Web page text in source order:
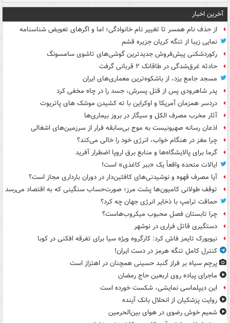
آخرین اخبار
از حذف نام همسر تا تغییر نام خانوادگی؛ اما و اگرهای تعویض شناسنامه
نمایی زیبا از تنگه کریان جزیره قشم
رکوردشکنی پیش‌فروش جدیدترین گوشی‌های تاشوی سامسونگ
حادثه غرق‌شدگی در طاقانک ۲ قربانی گرفت
مسجد جامع یزد، از باشکوه‌ترین معماری‌های ایران
پدر شاهرودی پس از قتل پسرش، جسد را در چاه مخفی کرد
دردسر همزمان آمریکا و اوکراین با ته کشیدن موشک های پاتریوت
آثار مخرب مصرف الکل و سیگار در بروز بیماری‌ها
اذعان رسانه صهیونیست به موج بی‌سابقه فرار از سرزمین‌های اشغالی
چرا مغز در هنگام خواب، انرژی خود را خالی می‌کند؟
گرما برای پالایشگاه‌ها و منابع برق اروپا اضطرار آفرید
ایالات متحده واقعاً یک «ببر کاغذی» است!
آیا مصرف قهوه و نوشیدنی‌های کافئین‌دار در دوران بارداری مجاز است؟
توقف طولانی کامیون‌ها پشت مرز؛ صورت‌حساب سنگینی که به اقتصاد می‌رسد
حماقت ترامپ با ذخایر انرژی جهان چه کرد؟
چرا تابستان فصل محبوب میکروب‌هاست؟
دستگیری قاتل فراری در نوشهر
نیویورک تایمز فاش کرد: کارگروه ویژه سیا برای تفرقه افکنی در کوبا
کنترل کامل تنگه هرمز در دست ایران!
پرچم سیاه بر فراز گنبد حسینی همچنان در اهتزاز است
ماجرای پیاده روی اربعین حاج رمضان
این دیپلماسی نمایشی، شکست خورده است
روایت پزشکیان از انحلال بانک آینده
شمیم خوش رضوی در هوای بین‌الحرمین